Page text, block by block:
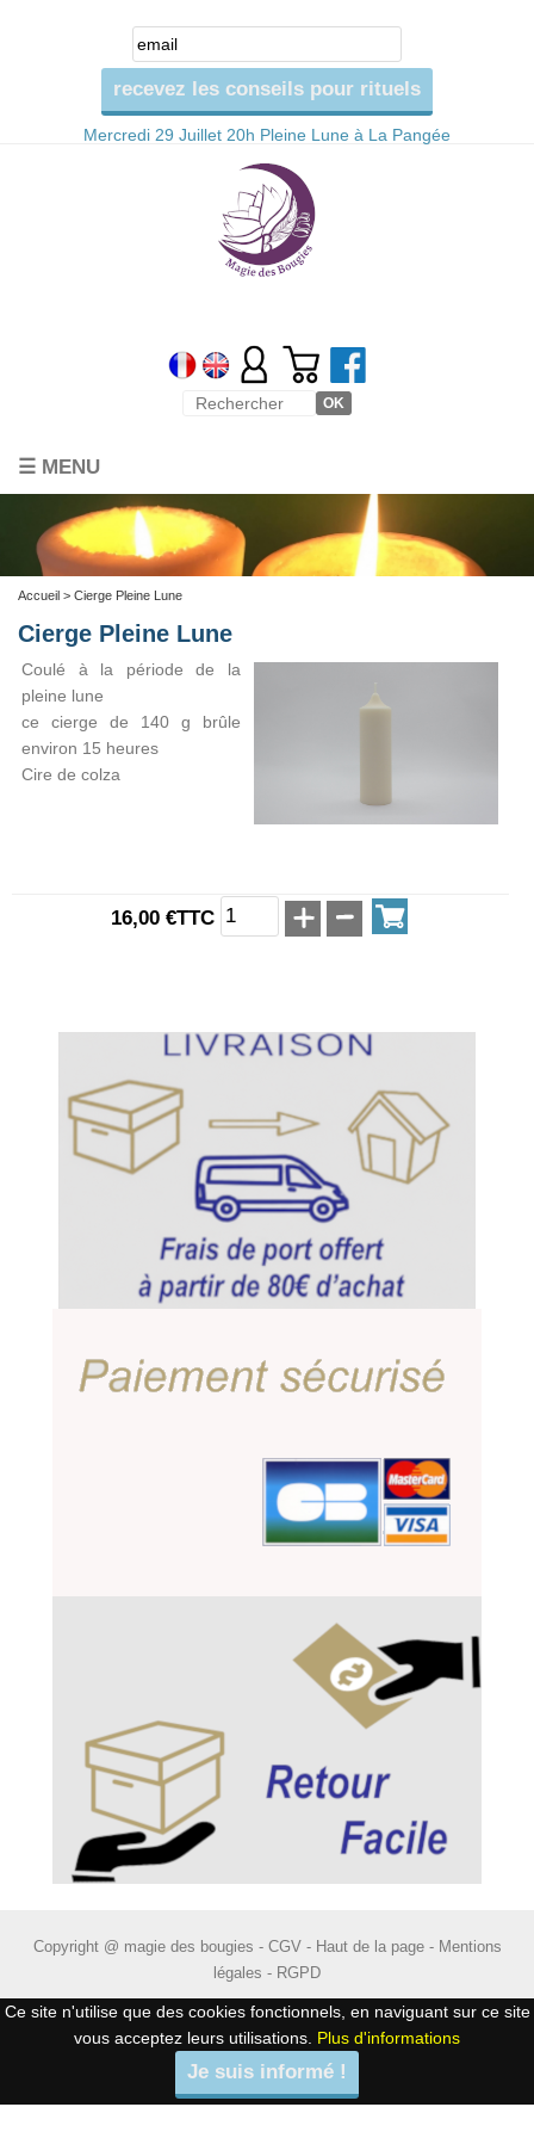
Mercredi 29 Juillet 20h Pleine Lune à La Pangée
☰ MENU
Accueil > Cierge Pleine Lune
Cierge Pleine Lune
Coulé à la période de la
pleine lune
ce cierge de 140 g brûle
environ 15 heures
Cire de colza
16,00 €TTC
Copyright @ magie des bougies - CGV- Haut de la page- Mentions
légales - RGPD
Ce site n'utilise que des cookies fonctionnels, en naviguant sur ce site
vous acceptez leurs utilisations. Plus d'informations